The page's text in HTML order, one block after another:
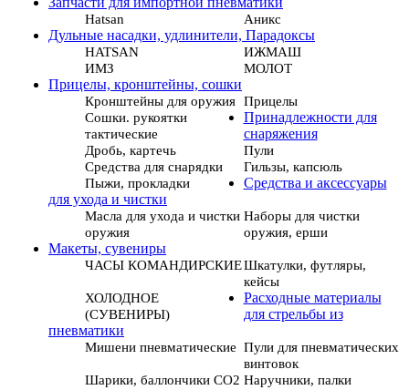
Hatsan
Аникс
Дульные насадки, удлинители, Парадоксы
HATSAN
ИЖМАШ
ИМЗ
МОЛОТ
Прицелы, кронштейны, сошки
Кронштейны для оружия Прицелы
Сошки. рукоятки
тактические
Принадлежности для
снаряжения
Дробь, картечь
Пули
Средства для снарядки
Гильзы, капсюль
Пыжи, прокладки
Средства и аксессуары
для ухода и чистки
Масла для ухода и чистки
оружия
Наборы для чистки
оружия, ерши
Макеты, сувениры
ЧАСЫ КОМАНДИРСКИЕШкатулки, футляры,
кейсы
ХОЛОДНОЕ
(СУВЕНИРЫ)
Расходные материалы
для стрельбы из
пневматики
Мишени пневматические Пули для пневматических
винтовок
Шарики, баллончики СО2 Наручники, палки